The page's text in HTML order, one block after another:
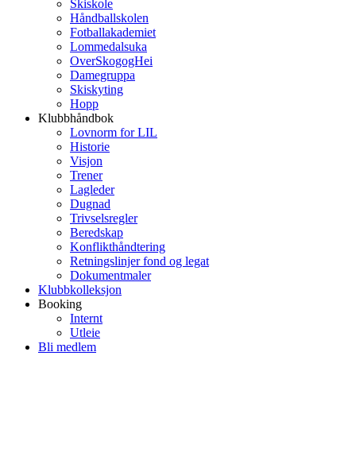
Skiskole
Håndballskolen
Fotballakademiet
Lommedalsuka
OverSkogogHei
Damegruppa
Skiskyting
Hopp
Klubbhåndbok
Lovnorm for LIL
Historie
Visjon
Trener
Lagleder
Dugnad
Trivselsregler
Beredskap
Konflikthåndtering
Retningslinjer fond og legat
Dokumentmaler
Klubbkolleksjon
Booking
Internt
Utleie
Bli medlem